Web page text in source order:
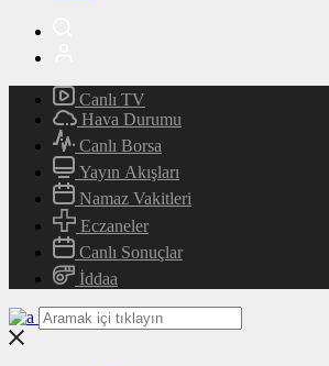
Canlı TV
Hava Durumu
Canlı Borsa
Yayın Akışları
Namaz Vakitleri
Eczaneler
Canlı Sonuçlar
İddaa